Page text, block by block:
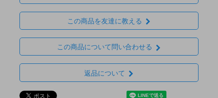
この商品を友達に教える
この商品について問い合わせる
返品について